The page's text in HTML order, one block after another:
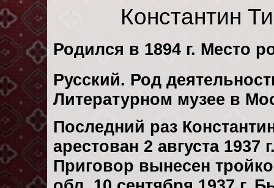
Константин
Родился в 1894 г. Место
Русский. Род
Литературном музее в
Последний раз
арестован 2 августа 1937
Приговор вынесен